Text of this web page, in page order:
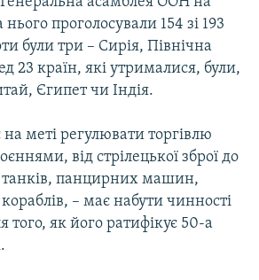
проголосували 154 зі 193
були три – Сирія, Північна
23 країн, які утрималися, були,
Єгипет чи Індія.
меті регулювати торгівлю
від стрілецької зброї до
танків, панцирних машин,
кораблів, – має набути чинності
того, як його ратифікує 50-а